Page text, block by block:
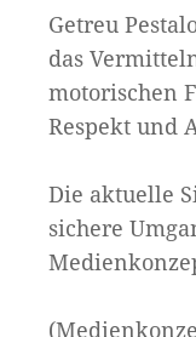
Getreu
das
motorischen
Respekt und
Die aktuelle
sichere